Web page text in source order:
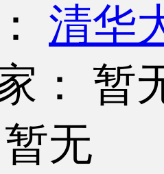
清华
： 暂
无